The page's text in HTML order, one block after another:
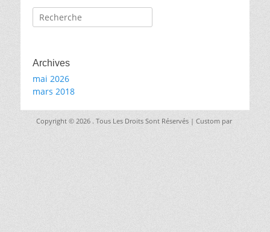
Recherche
pour:
Archives
mai 2026
mars 2018
Copyright © 2026 . Tous Les Droits Sont Réservés | Custom par